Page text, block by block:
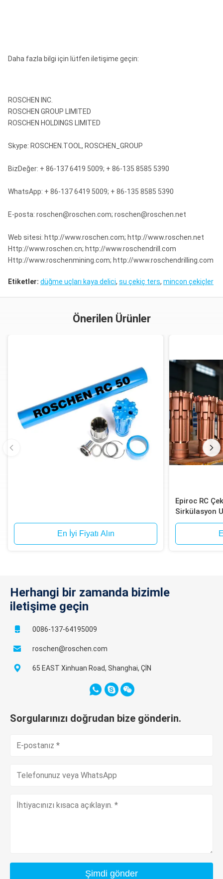
Daha fazla bilgi için lütfen iletişime geçin:
ROSCHEN INC.
ROSCHEN GROUP LIMITED
ROSCHEN HOLDINGS LIMITED
Skype: ROSCHEN.TOOL, ROSCHEN_GROUP
BizDeğer: + 86-137 6419 5009; + 86-135 8585 5390
WhatsApp: + 86-137 6419 5009; + 86-135 8585 5390
E-posta: roschen@roschen.com; roschen@roschen.net
Web sitesi: http://www.roschen.com; http://www.roschen.net
Http://www.roschen.cn; http://www.roschendrill.com
Http://www.roschenmining.com; http://www.roschendrilling.com
Etiketler: düğme uçları kaya delici, su çekiç ters, mincon çekiçler
Önerilen Ürünler
En İyi Fiyatı Alın
Epiroc RC
Sirkülasyon
Herhangi bir zamanda bizimle
iletişime geçin
0086-137-64195009
roschen@roschen.com
65 EAST Xinhuan Road, Shanghai, ÇİN
Sorgularınızı doğrudan bize gönderin.
Şimdi gönder